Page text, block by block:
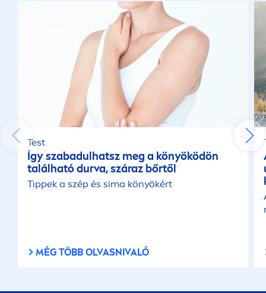
Test
Így szabadulhatsz meg a könyöködön
található durva, száraz bőrtől
Tippek a szép és sima könyökért
MÉG TÖBB OLVASNIVALÓ